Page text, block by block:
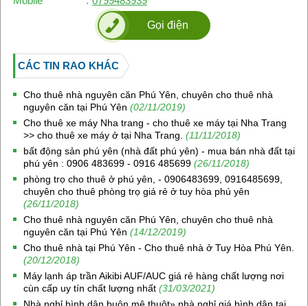
Gọi điện
CÁC TIN RAO KHÁC
Cho thuê nhà nguyên căn Phú Yên, chuyên cho thuê nhà
nguyên căn tại Phú Yên (02/11/2019)
Cho thuê xe máy Nha trang - cho thuê xe máy tại Nha Trang
>> cho thuê xe máy ở tại Nha Trang. (11/11/2018)
bất động sản phú yên (nhà đất phú yên) - mua bán nhà đất tại
phú yên : 0906 483699 - 0916 485699 (26/11/2018)
phòng trọ cho thuê ở phú yên, - 0906483699, 0916485699,
chuyên cho thuê phòng trọ giá rẻ ở tuy hòa phú yên
(26/11/2018)
Cho thuê nhà nguyên căn Phú Yên, chuyên cho thuê nhà
nguyên căn tại Phú Yên (14/12/2019)
Cho thuê nhà tại Phú Yên - Cho thuê nhà ở Tuy Hòa Phú Yên.
(20/12/2018)
Máy lạnh áp trần Aikibi AUF/AUC giá rẻ hàng chất lượng nơi
cùn cấp uy tín chất lượng nhất (31/03/2021)